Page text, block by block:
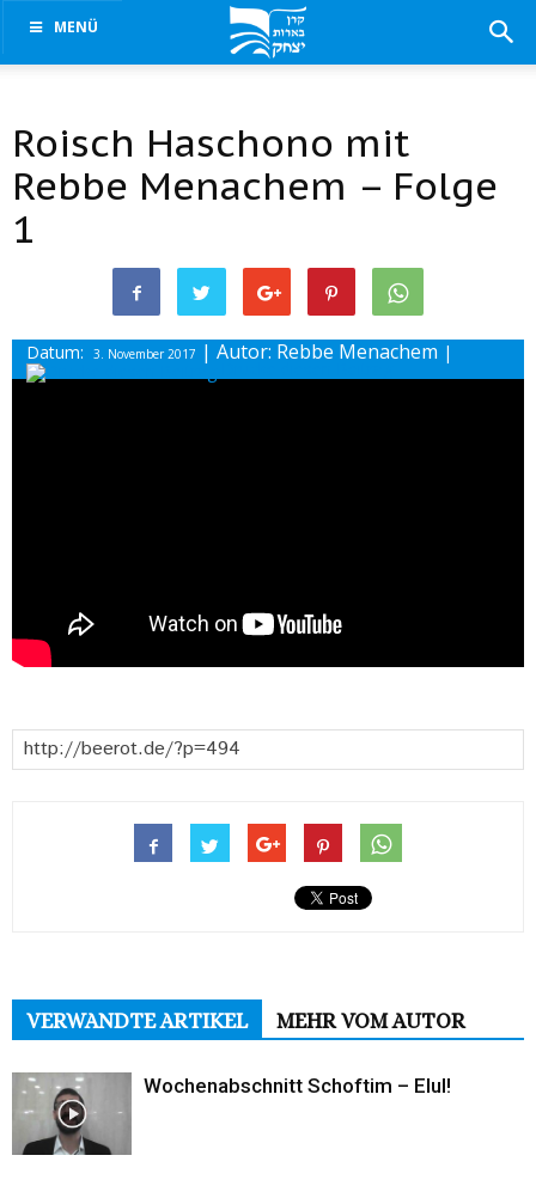
MENÜ
Roisch Haschono mit
Rebbe Menachem – Folge
1
Datum: 3. November 2017 | Autor: Rebbe Menachem |
VERWANDTE ARTIKEL MEHR VOM AUTOR
Wochenabschnitt Schoftim – Elul!